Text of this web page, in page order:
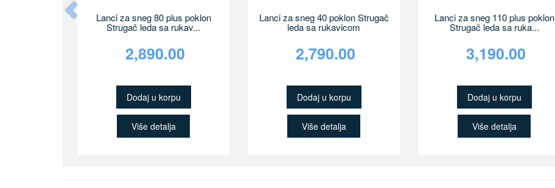
Lanci za sneg 80 plus poklon
Strugač leda sa rukav...
2,890.00
Dodaj u korpu
Više detalja
Lanci za sneg 40 poklon Strugač
leda sa rukavicom
2,790.00
Dodaj u korpu
Više detalja
Lanci za sneg 110 plus poklon
Strugač leda sa ruka...
3,190.00
Dodaj u korpu
Više detalja
Previous